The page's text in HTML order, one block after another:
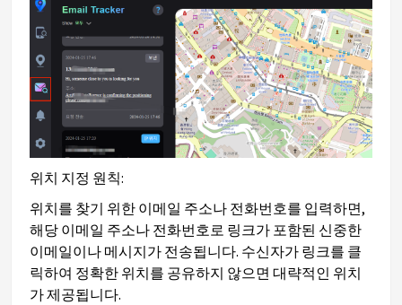
위치 지정 원칙:
위치를 찾기 위한 이메일 주소나 전화번호를 입력하면,
해당 이메일 주소나 전화번호로 링크가 포함된 신중한
이메일이나 메시지가 전송됩니다. 수신자가 링크를 클
릭하여 정확한 위치를 공유하지 않으면 대략적인 위치
가 제공됩니다.